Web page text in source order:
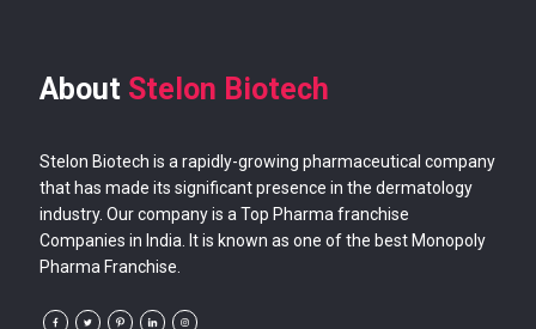
About Stelon Biotech
Stelon Biotech is a rapidly-growing pharmaceutical company
that has made its significant presence in the dermatology
industry. Our company is a Top Pharma franchise
Companies in India. It is known as one of the best Monopoly
Pharma Franchise.